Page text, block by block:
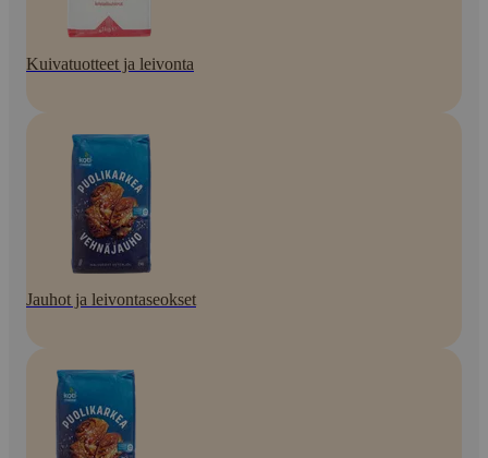
Kuivatuotteet ja leivonta
Jauhot ja leivontaseokset